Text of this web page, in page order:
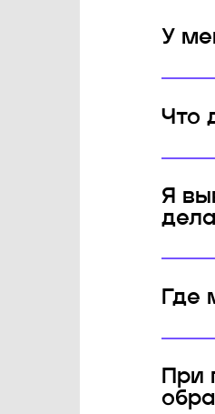
У
Что
Я
Где
При